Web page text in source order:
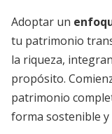
Adoptar un
tu patrimonio
la riqueza,
propósito.
patrimonio
forma sostenible